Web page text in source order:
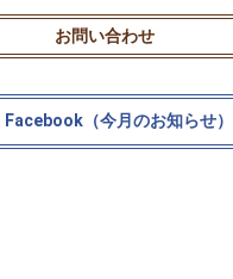
お問い合わせ
Facebook（今月のお知らせ）